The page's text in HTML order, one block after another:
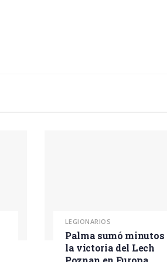
LEGIONARIOS
Palma sumó minutos
la victoria del Lech